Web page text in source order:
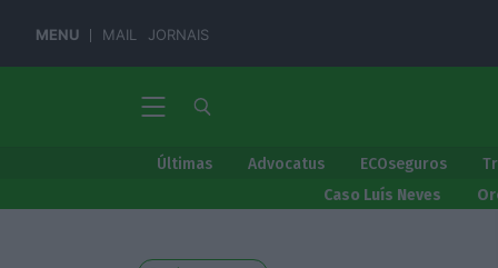
MENU MAIL JORNAIS
Últimas Advocatus ECOseguros
Caso Luís Neves